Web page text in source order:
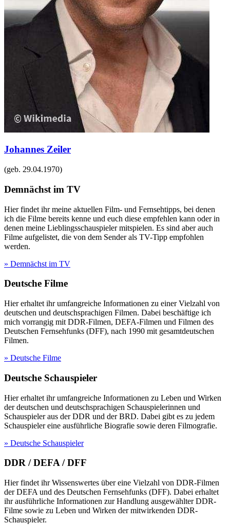
Johannes Zeiler
(geb. 29.04.1970)
Demnächst im TV
Hier findet ihr meine aktuellen Film- und Fernsehtipps, bei denen
ich die Filme bereits kenne und euch diese empfehlen kann oder in
denen meine Lieblingsschauspieler mitspielen. Es sind aber auch
Filme aufgelistet, die von dem Sender als TV-Tipp empfohlen
werden.
» Demnächst im TV
Deutsche Filme
Hier erhaltet ihr umfangreiche Informationen zu einer Vielzahl von
deutschen und deutschsprachigen Filmen. Dabei beschäftige ich
mich vorrangig mit DDR-Filmen, DEFA-Filmen und Filmen des
Deutschen Fernsehfunks (DFF), nach 1990 mit gesamtdeutschen
Filmen.
» Deutsche Filme
Deutsche Schauspieler
Hier erhaltet ihr umfangreiche Informationen zu Leben und Wirken
der deutschen und deutschsprachigen Schauspielerinnen und
Schauspieler aus der DDR und der BRD. Dabei gibt es zu jedem
Schauspieler eine ausführliche Biografie sowie deren Filmografie.
» Deutsche Schauspieler
DDR / DEFA / DFF
Hier findet ihr Wissenswertes über eine Vielzahl von DDR-Filmen
der DEFA und des Deutschen Fernsehfunks (DFF). Dabei erhaltet
ihr ausführliche Informationen zur Handlung ausgewählter DDR-
Filme sowie zu Leben und Wirken der mitwirkenden DDR-
Schauspieler.